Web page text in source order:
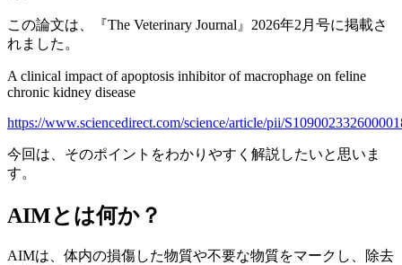
この論文は、『The Veterinary Journal』2026年2月号に掲載さ
れました。
A clinical impact of apoptosis inhibitor of macrophage on feline
chronic kidney disease
https://www.sciencedirect.com/science/article/pii/
今回は、そのポイントをわかりやすく解説したいと思いま
す。
AIMとは何か？
AIMは、体内の損傷した物質や不要な物質をマークし、除去